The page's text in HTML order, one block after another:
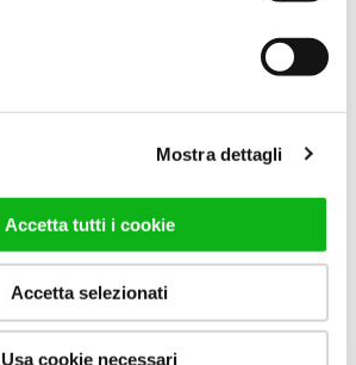
Mostra dettagli
Accetta tutti i cookie
Accetta selezionati
Usa cookie necessari